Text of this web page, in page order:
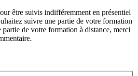
être suivis indifféremment en présentiel
suivre une partie de votre formation
partie de votre formation à distance, merci